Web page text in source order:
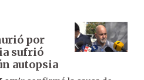
por
sufrió
autopsia